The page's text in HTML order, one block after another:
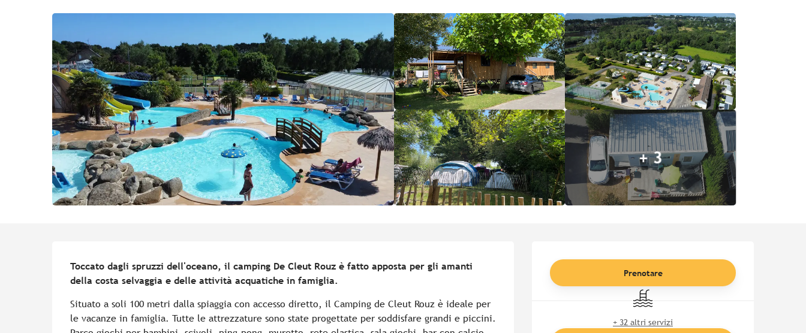
+ 3
Orari e contatti
Prenotare
Piscina
+ 32 altri servizi
Toccato dagli spruzzi dell'oceano, il camping De Cleut Rouz è fatto apposta per gli amanti
della costa selvaggia e delle attività acquatiche in famiglia.
Situato a soli 100 metri dalla spiaggia con accesso diretto, il Camping de Cleut Rouz è ideale per
le vacanze in famiglia. Tutte le attrezzature sono state progettate per soddisfare grandi e piccini.